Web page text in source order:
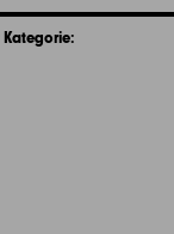
Kategorie: